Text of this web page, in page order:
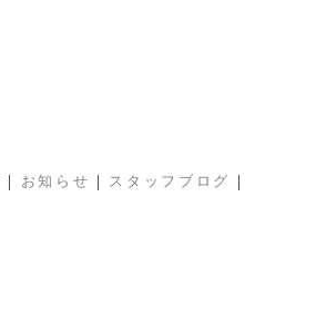
| お知らせ | スタッフブログ |